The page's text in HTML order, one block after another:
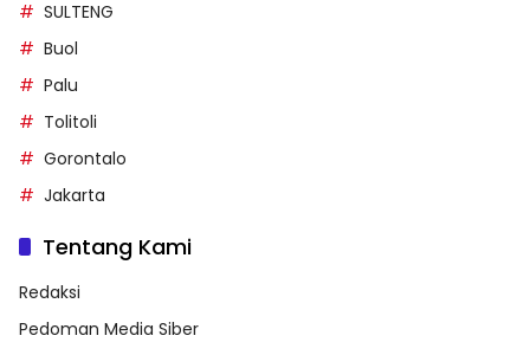
SULTENG
Buol
Palu
Tolitoli
Gorontalo
Jakarta
Tentang Kami
Redaksi
Pedoman Media Siber